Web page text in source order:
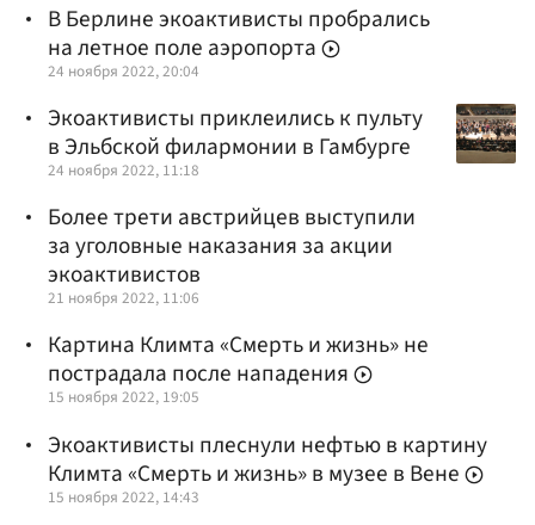
В Берлине экоактивисты пробрались
на летное поле аэропорта
24 ноября 2022, 20:04
Экоактивисты приклеились к пульту
в Эльбской филармонии в Гамбурге
24 ноября 2022, 11:18
Более трети австрийцев выступили
за уголовные наказания за акции
экоактивистов
21 ноября 2022, 11:06
Картина Климта «Смерть и жизнь» не
пострадала после нападения
15 ноября 2022, 19:05
Экоактивисты плеснули нефтью в картину
Климта «Смерть и жизнь» в музее в Вене
15 ноября 2022, 14:43